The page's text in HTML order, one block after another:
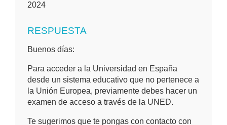
2024
RESPUESTA
Buenos días:
Para acceder a la Universidad en España
desde un sistema educativo que no pertenece a
la Unión Europea, previamente debes hacer un
examen de acceso a través de la UNED.
Te sugerimos que te pongas con contacto con